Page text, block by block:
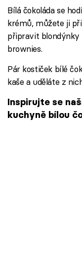
Bílá čokoláda se
krémů, můžete ji
připravit blondýnky
brownies.
Pár kostiček bílé
kaše a uděláte z
Inspirujte se
kuchyně bílou